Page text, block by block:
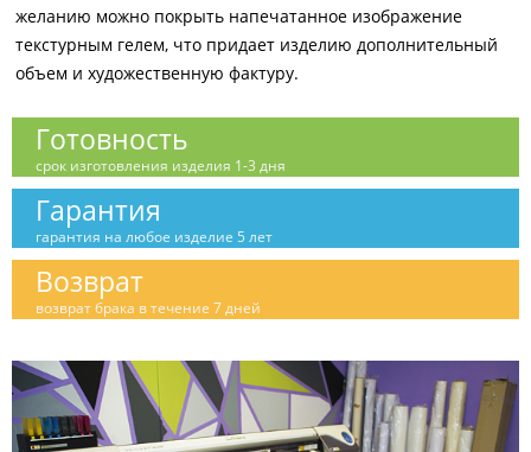
желанию можно покрыть напечатанное изображение
текстурным гелем, что придает изделию дополнительный
объем и художественную фактуру.
Готовность
срок изготовления изделия 1-3 дня
Гарантия
гарантия на любое изделие 5 лет
Возврат
возврат брака в течение 7 дней